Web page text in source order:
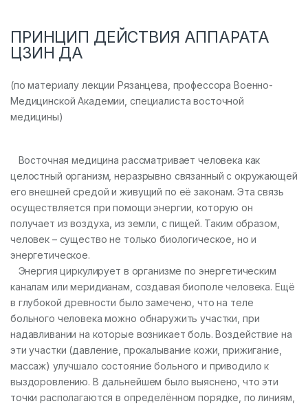
ПРИНЦИП ДЕЙСТВИЯ АППАРАТА
ЦЗИН ДА
(по материалу лекции Рязанцева, профессора Военно-
Медицинской Академии, специалиста восточной
медицины)
Восточная медицина рассматривает человека как
целостный организм, неразрывно связанный с окружающей
его внешней средой и живущий по её законам. Эта связь
осуществляется при помощи энергии, которую он
получает из воздуха, из земли, с пищей. Таким образом,
человек – существо не только биологическое, но и
энергетическое.
Энергия циркулирует в организме по энергетическим
каналам или меридианам, создавая биополе человека. Ещё
в глубокой древности было замечено, что на теле
больного человека можно обнаружить участки, при
надавливании на которые возникает боль. Воздействие на
эти участки (давление, прокалывание кожи, прижигание,
массаж) улучшало состояние больного и приводило к
выздоровлению. В дальнейшем было выяснено, что эти
точки располагаются в определённом порядке, по линиям,